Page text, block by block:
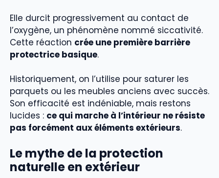
Elle durcit progressivement au contact de
l’oxygène, un phénomène nommé siccativité.
Cette réaction crée une première barrière
protectrice basique.
Historiquement, on l’utilise pour saturer les
parquets ou les meubles anciens avec succès.
Son efficacité est indéniable, mais restons
lucides : ce qui marche à l’intérieur ne résiste
pas forcément aux éléments extérieurs.
Le mythe de la protection
naturelle en extérieur